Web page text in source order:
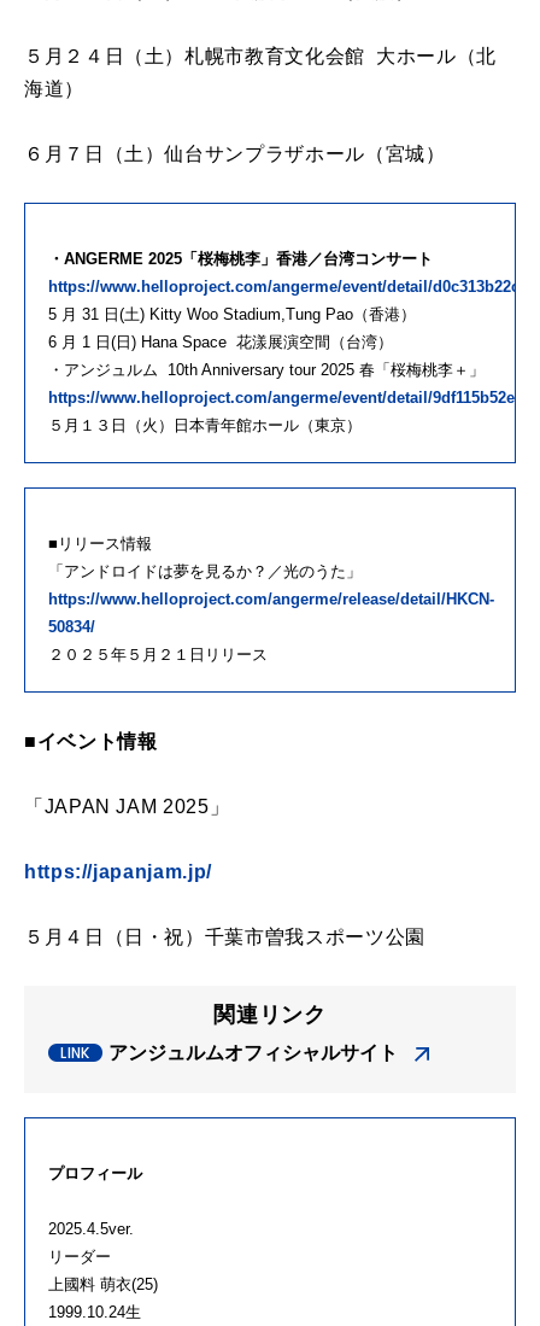
５月２４日（土）札幌市教育文化会館 大ホール（北
海道）
６月７日（土）仙台サンプラザホール（宮城）
・ANGERME 2025「桜梅桃李」香港／台湾コンサート
https://www.helloproject.com/angerme/event/detail/
5 月 31 日(土) Kitty Woo Stadium,Tung Pao（香港）
6 月 1 日(日) Hana Space 花漾展演空間（台湾）
・アンジュルム 10th Anniversary tour 2025 春「桜梅桃李＋」
https://www.helloproject.com/angerme/event/detail/
５月１３日（火）日本青年館ホール（東京）
■リリース情報
「アンドロイドは夢を見るか？／光のうた」
https://www.helloproject.com/angerme/release/detail/HKCN-
50834/
２０２５年５月２１日リリース
■イベント情報
「JAPAN JAM 2025」
https://japanjam.jp/
５月４日（日・祝）千葉市曽我スポーツ公園
関連リンク
アンジュルムオフィシャルサイト
プロフィール
2025.4.5ver.
リーダー
上國料 萌衣(25)
1999.10.24生